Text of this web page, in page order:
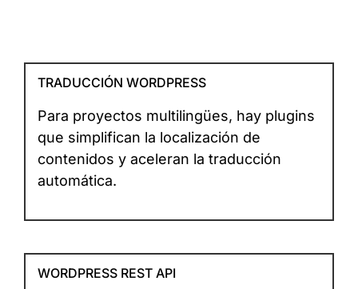
TRADUCCIÓN WORDPRESS
Para proyectos multilingües, hay plugins
que simplifican la localización de
contenidos y aceleran la traducción
automática.
WORDPRESS REST API